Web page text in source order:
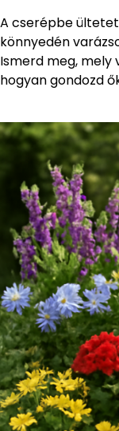
A cserépbe
könnyedén
Ismerd meg, mely
hogyan gondozd